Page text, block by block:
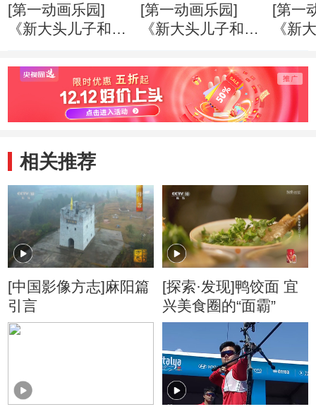
[第一动画乐园]
《新大头儿子和小
季） 梨子争夺战
[第一动画乐园]
《新大头儿子和小
季） 有条理的一
家子
[第一
《新
季）
行家
相关推荐
[中国影像方志]麻阳篇
引言
[探索·发现]鸭饺面 宜
兴美食圈的“面霸”